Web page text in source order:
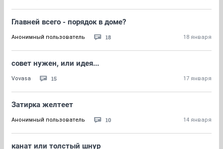
Главней всего - порядок в доме?
Анонимный пользователь 18 18 января
совет нужен, или идея...
Vovasa 15 17 января
Затирка желтеет
Анонимный пользователь 10 14 января
канат или толстый шнур